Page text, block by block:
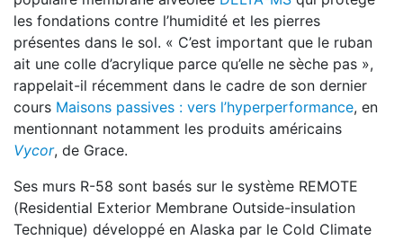
les fondations contre l’humidité et les pierres
présentes dans le sol. « C’est important que le ruban
ait une colle d’acrylique parce qu’elle ne sèche pas »,
rappelait-il récemment dans le cadre de son dernier
cours Maisons passives : vers l’hyperperformance, en
mentionnant notamment les produits américains
Vycor, de Grace.
Ses murs R-58 sont basés sur le système REMOTE
(Residential Exterior Membrane Outside-insulation
Technique) développé en Alaska par le Cold Climate